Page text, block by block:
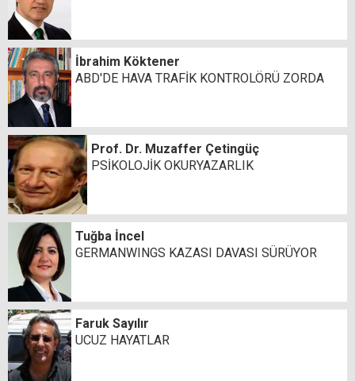
İbrahim Köktener
ABD'DE HAVA TRAFİK KONTROLÖRÜ ZORDA
Prof. Dr. Muzaffer Çetingüç
PSİKOLOJİK OKURYAZARLIK
Tuğba İncel
GERMANWINGS KAZASI DAVASI SÜRÜYOR
Faruk Sayılır
UCUZ HAYATLAR